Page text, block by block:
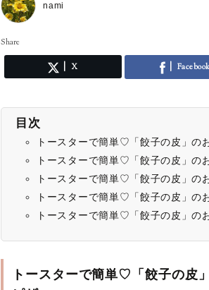
nami
Share
X
目次
トースターで簡単♡「餃子の皮」
トースターで簡単♡「餃子の皮」の
トースターで簡単♡「餃子の皮」の
トースターで簡単♡「餃子の皮」
トースターで簡単♡「餃子の皮」の
トースターで簡単♡「餃子の皮